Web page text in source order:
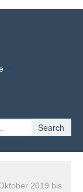
Search
2019 bis